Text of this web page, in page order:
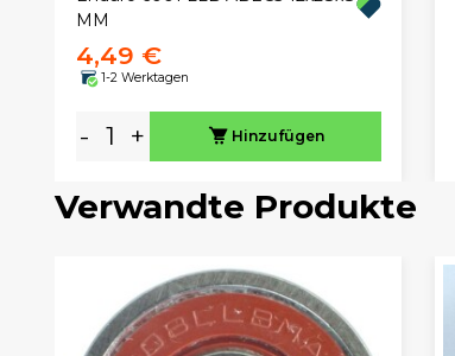
MM
4,49 €
1-2 Werktagen
- + Hinzufügen
Verwandte Produkte